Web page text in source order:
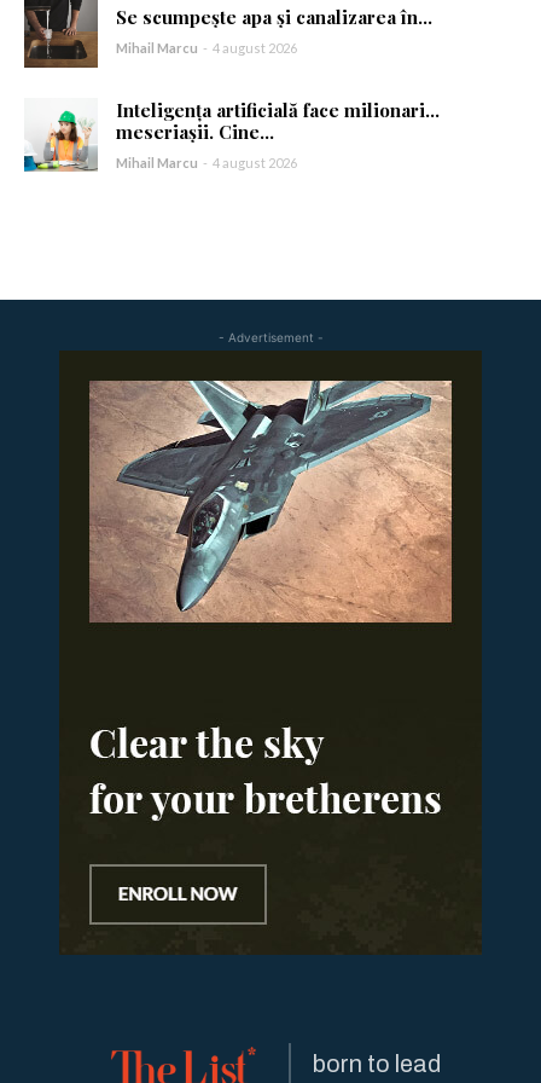
Am citit și accept Politica de confidențialitate
Se scumpește apa și canalizarea în...
Mihail Marcu - 4 august 2026
Inteligența artificială face milionari…
meseriașii. Cine...
Mihail Marcu - 4 august 2026
- Advertisement -
born to lead